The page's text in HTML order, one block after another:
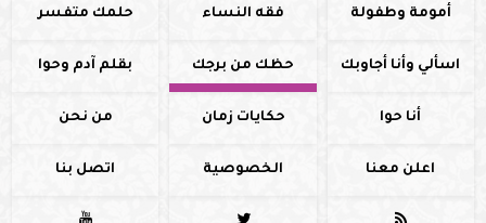
أمومة وطفولة فقه النساء حلمك متفسر
اسألي وأنا أجاوبك حظك من برجك بقلم آدم وحوا
أنا حوا حكايات زمان من نحن
اعلن معنا الخصوصية اتصل بنا